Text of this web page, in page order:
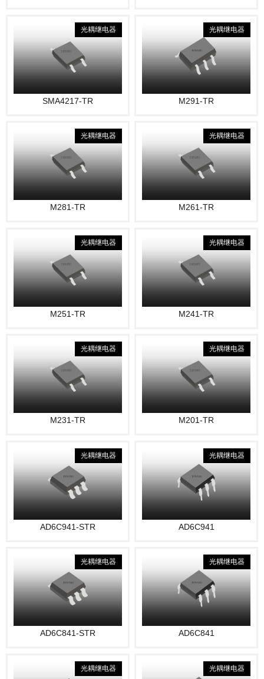
光耦继电器
SMA4217-TR
光耦继电器
M291-TR
光耦继电器
M281-TR
光耦继电器
M261-TR
光耦继电器
M251-TR
光耦继电器
M241-TR
光耦继电器
M231-TR
光耦继电器
M201-TR
光耦继电器
AD6C941-STR
光耦继电器
AD6C941
光耦继电器
AD6C841-STR
光耦继电器
AD6C841
光耦继电器 光耦继电器